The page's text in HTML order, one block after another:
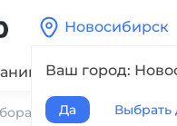
Новосибирск
Ваш город:
Да Выбрать
Сервис